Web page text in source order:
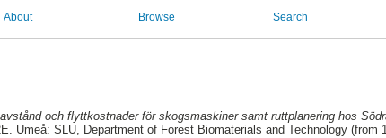
About Browse Search
och flyttkostnader för skogsmaskiner samt ruttplanering hos
Umeå: SLU, Department of Forest Biomaterials and Technology (from